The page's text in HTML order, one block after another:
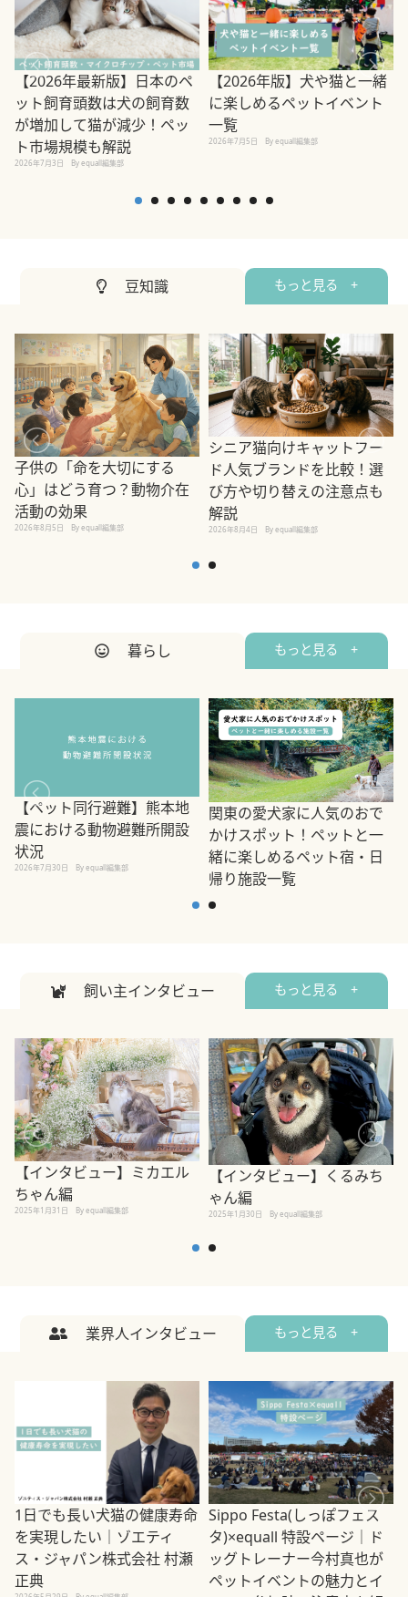
【2026年最新版】日本のペ
ット飼育頭数は犬の飼育数
が増加して猫が減少！ペッ
ト市場規模も解説
2026年7月3日 By equall編集部
【2026年版】犬や猫と一緒
に楽しめるペットイベント
一覧
2026年7月5日 By equall編集部
豆知識 もっと見る +
子供の「命を大切にする
心」はどう育つ？動物介在
活動の効果
2026年8月5日 By equall編集部
シニア猫向けキャットフー
ド人気ブランドを比較！選
び方や切り替えの注意点も
解説
2026年8月4日 By equall編集部
暮らし もっと見る +
【ペット同行避難】熊本地
震における動物避難所開設
状況
2026年7月30日 By equall編集部
関東の愛犬家に人気のおで
かけスポット！ペットと一
緒に楽しめるペット宿・日
帰り施設一覧
飼い主インタビュー もっと見る +
【インタビュー】ミカエル
ちゃん編
2025年1月31日 By equall編集部
【インタビュー】くるみち
ゃん編
2025年1月30日 By equall編集部
業界人インタビュー もっと見る +
1日でも長い犬猫の健康寿命
を実現したい｜ゾエティ
ス・ジャパン株式会社 村瀬
正典
Sippo Festa(しっぽフェス
タ)×equall 特設ページ｜ド
ッグトレーナー今村真也が
ペットイベントの魅力とイ